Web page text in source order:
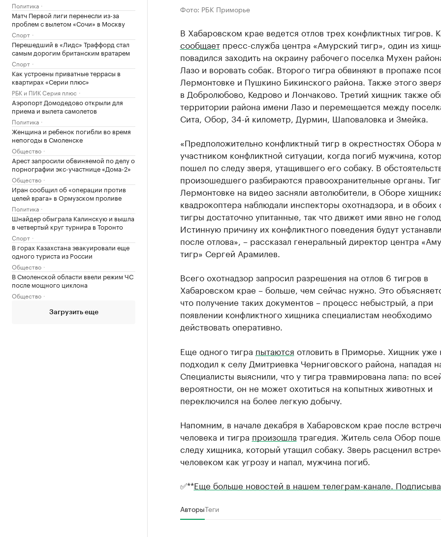
Политика
Матч Первой лиги перенесли из-за
проблем с вылетом «Сочи» в Москву
Спорт
Перешедший в «Лидс» Траффорд стал
самым дорогим британским вратарем
Спорт
Как устроены приватные террасы в
квартирах «Серии плюс»
РБК и ПИК Серия плюс
Аэропорт Домодедово открыли для
приема и вылета самолетов
Политика
Женщина и ребенок погибли во время
непогоды в Смоленске
Общество
Арест запросили обвиняемой по делу о
порнографии экс-участнице «Дома-2»
Общество
Иран сообщил об «операции против
целей врага» в Ормузском проливе
Политика
Шнайдер обыграла Калинскую и вышла
в четвертый круг турнира в Торонто
Спорт
В горах Казахстана эвакуировали еще
одного туриста из России
Общество
В Смоленской области ввели режим ЧС
после мощного циклона
Общество
Загрузить еще
Фото: РБК Приморье
В Хабаровском крае ведется отлов трех конфликтных тигров.
сообщаетпресс-служба центра «Амурский тигр», один из
повадился заходить на окраину рабочего поселка Мухен
Лазо и воровать собак. Второго тигра обвиняют в пропаже
Лермонтовке и Пушкино Бикинского района. Также этого
в Добролюбово, Кедрово и Лончаково. Третий хищник также
территории района имени Лазо и перемещается между
Сита, Обор, 34-й километр, Дурмин, Шаповаловка и Змейка.
«Предположительно конфликтный тигр в окрестностях Обора
участником конфликтной ситуации, когда погиб мужчина,
пошел по следу зверя, утащившего его собаку. В
произошедшего разбираются правоохранительные органы.
Лермонтовке на видео засняли автолюбители, в Оборе
квадрокоптера наблюдали инспекторы охотнадзора, и в обоих
тигры достаточно упитанные, так что движет ими явно не голод.
Истинную причину их конфликтного поведения будут
после отлова», – рассказал генеральный директор центра
тигр» Сергей Арамилев.
Всего охотнадзор запросил разрешения на отлов 6 тигров в
Хабаровском крае – больше, чем сейчас нужно. Это
что получение таких документов – процесс небыстрый, а при
появлении конфликтного хищника специалистам необходимо
действовать оперативно.
Еще одного тигра пытаются отловить в Приморье. Хищник уже
подходил к селу Дмитриевка Черниговского района, нападая
Специалисты выяснили, что у тигра травмирована лапа: по
вероятности, он не может охотиться на копытных животных и
переключился на более легкую добычу.
Напомним, в начале декабря в Хабаровском крае после
человека и тигра произошла трагедия. Житель села Обор
следу хищника, который утащил собаку. Зверь расценил
человеком как угрозу и напал, мужчина погиб.
✅**Еще больше новостей в нашем телеграм-канале.
АвторыТеги